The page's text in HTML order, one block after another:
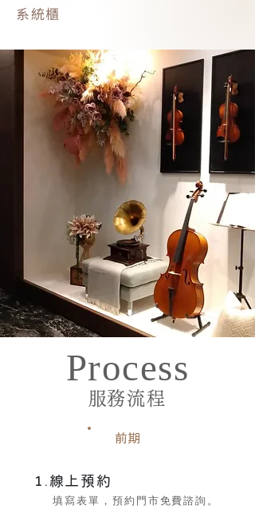
系統櫃
Process
​服務流程
前期
1.線上預約
填寫表單，預約門市免費諮詢。